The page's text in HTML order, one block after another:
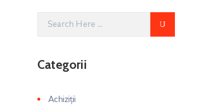
Categorii
Achiziții